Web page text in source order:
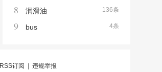
136条
8 润滑油
4条
9 bus
RSS订阅 违规举报